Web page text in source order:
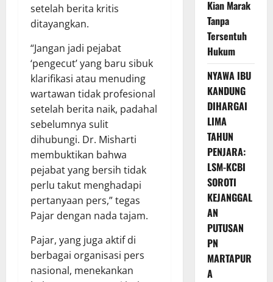
setelah berita kritis
ditayangkan.
“Jangan jadi pejabat
‘pengecut’ yang baru sibuk
klarifikasi atau menuding
wartawan tidak profesional
setelah berita naik, padahal
sebelumnya sulit
dihubungi. Dr. Misharti
membuktikan bahwa
pejabat yang bersih tidak
perlu takut menghadapi
pertanyaan pers,” tegas
Pajar dengan nada tajam.
Pajar, yang juga aktif di
berbagai organisasi pers
nasional, menekankan
Kian Marak
Tanpa
Tersentuh
Hukum
NYAWA IBU
KANDUNG
DIHARGAI
LIMA
TAHUN
PENJARA:
LSM-KCBI
SOROTI
KEJANGGAL
AN
PUTUSAN
PN
MARTAPUR
A